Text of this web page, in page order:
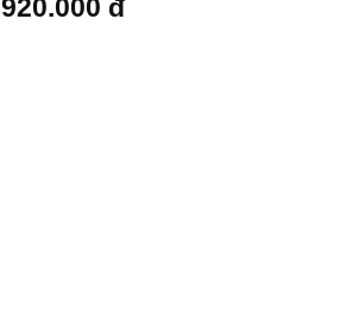
920.000 đ